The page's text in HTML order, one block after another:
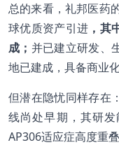
总的来看，礼邦医药
球优质资产引进 ，其
成； 并已建立研发、
地已建成，具备商业化
但潜在隐忧同样存在
线尚处早期，其研
AP306适应症高度重